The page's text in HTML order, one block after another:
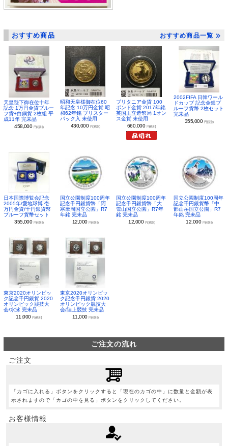
おすすめ商品 おすすめ商品一覧
天皇陛下御在位十年
記念 1万円金貨プルー
フ貨+白銅貨 2枚組 平
成11年 完未品
458,000 円(税別)
昭和天皇様御在位60
年記念 10万円金貨 昭
和62年銘 ブリスター
パック入 未使用
430,000 円(税別)
ブリタニア金貨 100
ポンド金貨 2017年銘
英国王立造幣局 1オン
ス金貨 未使用
660,000 円(税別)
2002FIFA 日韓ワール
ドカップ 記念金銀プ
ルーフ貨幣 2枚セット
完未品
355,000 円(税別)
日本国際博覧会記念
2005年/愛地球博 壱
万円金貨/千円銀貨幣
プルーフ貨幣セット
355,000 円(税別)
国立公園制度100周年
記念千円銀貨幣「阿
寒摩周国立公園」R7
年銘 完未品
12,000 円(税別)
国立公園制度100周年
記念千円銀貨幣「大
雪山国立公園」R7年
銘 完未品
12,000 円(税別)
国立公園制度100周年
記念千円銀貨幣「中
部山岳国立公園」R7
年銘 完未品
12,000 円(税別)
東京2020オリンピッ
ク記念千円銀貨 2020
オリンピック競技大
会/水泳 完未品
11,000円(税別)
東京2020オリンピッ
ク記念千円銀貨 2020
オリンピック競技大
会/陸上競技 完未品
11,000 円(税別)
ご注文の流れ
ご注文
「カゴに入れる」ボタンをクリックすると「現在のカゴの中」に数量と金額が表
示されますので「カゴの中を見る」ボタンをクリックしてください。
お客様情報